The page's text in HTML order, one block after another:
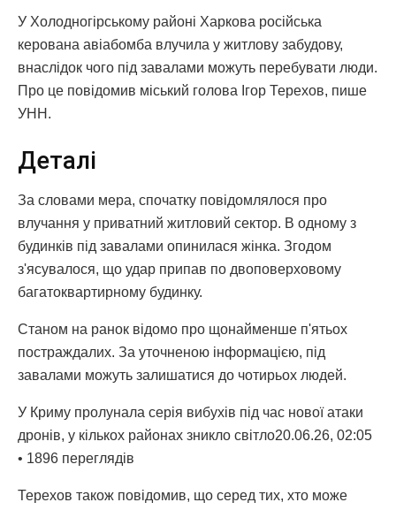
У Холодногірському районі Харкова російська
керована авіабомба влучила у житлову забудову,
внаслідок чого під завалами можуть перебувати люди.
Про це повідомив міський голова Ігор Терехов, пише
УНН.
Деталі
За словами мера, спочатку повідомлялося про
влучання у приватний житловий сектор. В одному з
будинків під завалами опинилася жінка. Згодом
з'ясувалося, що удар припав по двоповерховому
багатоквартирному будинку.
Станом на ранок відомо про щонайменше п'ятьох
постраждалих. За уточненою інформацією, під
завалами можуть залишатися до чотирьох людей.
У Криму пролунала серія вибухів під час нової атаки
дронів, у кількох районах зникло світло20.06.26, 02:05
• 1896 переглядiв
Терехов також повідомив, що серед тих, хто може